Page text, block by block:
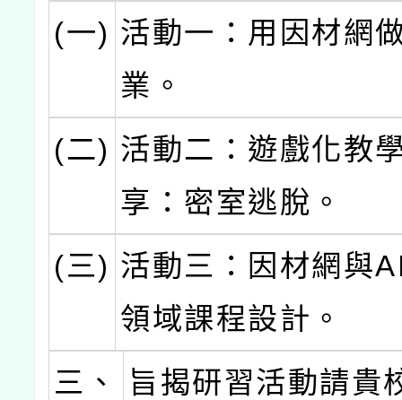
(一) 活動一：用因材網
業。
(二) 活動二：遊戲化教
享：密室逃脫。
(三) 活動三：因材網與
領域課程設計。
三、
旨揭研習活動請貴